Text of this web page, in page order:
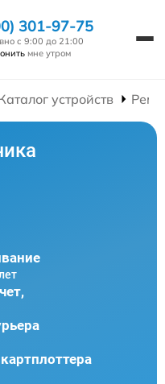
301-97-75
с 9:00 до 21:00
мне утром
устройств